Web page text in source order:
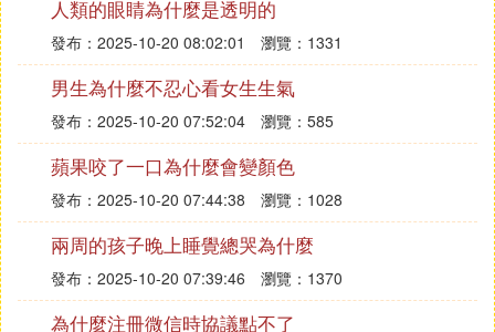
不用顏色對PPR 管道材質不發生任何影響
『叄』 水管為什麼帶顏色的
水管帶顏色的原因主要有兩方面：標識作用和保護作
用。
詳細解釋如下：
一、標識作用
水管帶有不同的顏色，一個主要的原因是為了標識和
區分不同的功能和用途。在建築物內，各種水管負責
輸送不同的流體，如飲用水、熱水、冷水、消防用水
人類的眼睛為什麼是透明的
發布：2025-10-20 08:02:01 瀏覽：1331
男生為什麼不忍心看女生生氣
發布：2025-10-20 07:52:04 瀏覽：585
蘋果咬了一口為什麼會變顏色
發布：2025-10-20 07:44:38 瀏覽：1028
兩周的孩子晚上睡覺總哭為什麼
發布：2025-10-20 07:39:46 瀏覽：1370
為什麼注冊微信時協議點不了